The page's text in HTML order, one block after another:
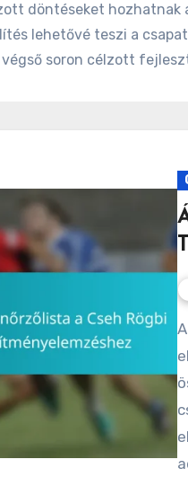
döntéseket hozhatnak
lehetővé teszi a
soron célzott
A cseh rögbi teljesítmény-elemzésének átfogó